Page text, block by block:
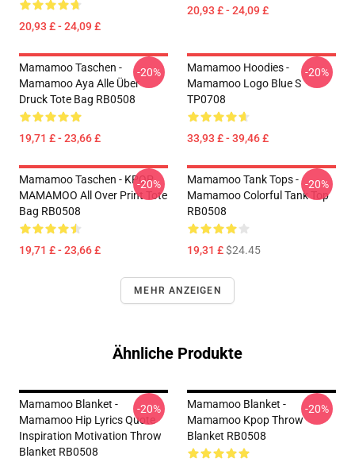
20,93 £ - 24,09 £
20,93 £ - 24,09 £
Mamamoo Taschen -
Mamamoo Aya Alle Über
Druck Tote Bag RB0508
19,71 £ - 23,66 £
-20%
Mamamoo Hoodies -
Mamamoo Logo Blue S
TP0708
33,93 £ - 39,46 £
-20%
Mamamoo Taschen - KPOP
MAMAMOO All Over Print Tote
Bag RB0508
19,71 £ - 23,66 £
-20%
Mamamoo Tank Tops -
Mamamoo Colorful Tank Top
RB0508
19,31 £$24.45
-20%
MEHR ANZEIGEN
Ähnliche Produkte
Mamamoo Blanket -
Mamamoo Hip Lyrics Quote
Inspiration Motivation Throw
Blanket RB0508
-20%
Mamamoo Blanket -
Mamamoo Kpop Throw
Blanket RB0508
-20%